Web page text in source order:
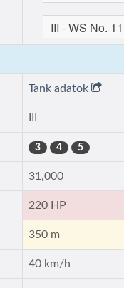
Tank adatok
3 4 5
31,000
220 HP
350 m
40 km/h